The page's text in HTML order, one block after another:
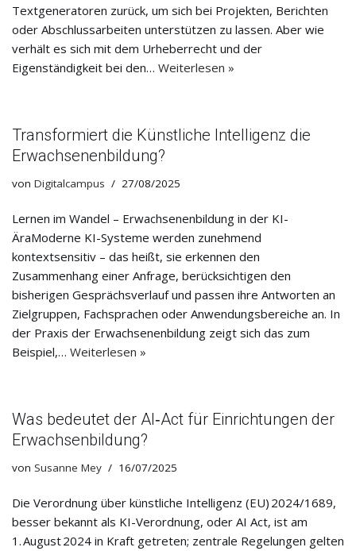
Textgeneratoren zurück, um sich bei Projekten, Berichten
oder Abschlussarbeiten unterstützen zu lassen. Aber wie
verhält es sich mit dem Urheberrecht und der
Eigenständigkeit bei den… Weiterlesen »
Transformiert die Künstliche Intelligenz die
Erwachsenenbildung?
von Digitalcampus 27/08/2025
Lernen im Wandel – Erwachsenenbildung in der KI-
ÄraModerne KI-Systeme werden zunehmend
kontextsensitiv – das heißt, sie erkennen den
Zusammenhang einer Anfrage, berücksichtigen den
bisherigen Gesprächsverlauf und passen ihre Antworten an
Zielgruppen, Fachsprachen oder Anwendungsbereiche an. In
der Praxis der Erwachsenenbildung zeigt sich das zum
Beispiel,… Weiterlesen »
Was bedeutet der AI‑Act für Einrichtungen der
Erwachsenbildung?
von Susanne Mey 16/07/2025
Die Verordnung über künstliche Intelligenz (EU) 2024/1689,
besser bekannt als KI-Verordnung, oder AI Act, ist am
1. August 2024 in Kraft getreten; zentrale Regelungen gelten